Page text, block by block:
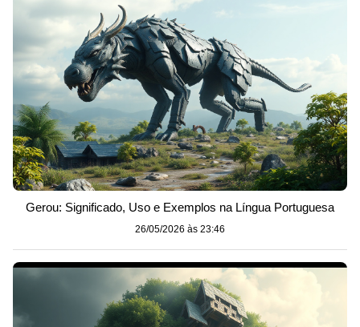
Gerou: Significado, Uso e Exemplos na Língua Portuguesa
26/05/2026 às 23:46